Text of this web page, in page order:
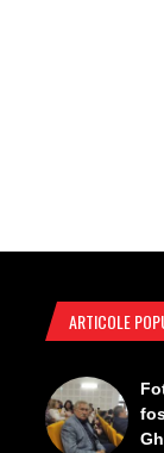
ARTICOLE